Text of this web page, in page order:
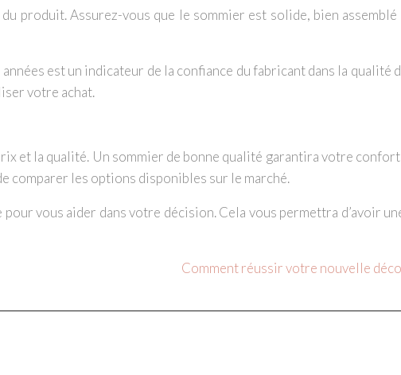
produit. Assurez-vous que le sommier est solide, bien
est un indicateur de la confiance du fabricant dans la qualité
votre achat.
et la qualité. Un sommier de bonne qualité garantira votre
comparer les options disponibles sur le marché.
vous aider dans votre décision. Cela vous permettra d’avoir
Comment réussir votre nouvelle